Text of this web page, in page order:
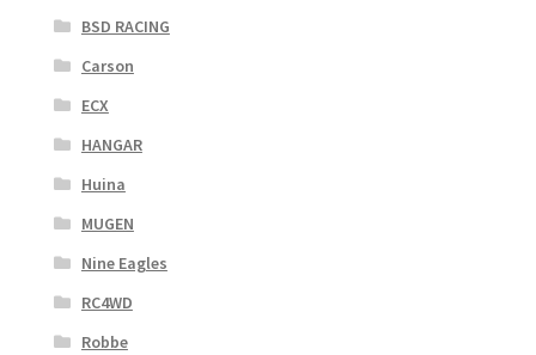
BSD RACING
Carson
ECX
HANGAR
Huina
MUGEN
Nine Eagles
RC4WD
Robbe